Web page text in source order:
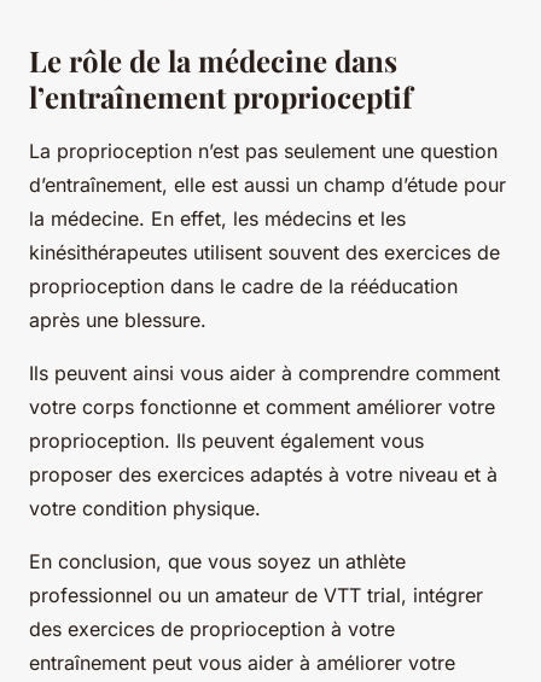
Le rôle de la médecine dans
l’entraînement proprioceptif
La proprioception n’est pas seulement une question
d’entraînement, elle est aussi un champ d’étude pour
la médecine. En effet, les médecins et les
kinésithérapeutes utilisent souvent des exercices de
proprioception dans le cadre de la rééducation
après une blessure.
Ils peuvent ainsi vous aider à comprendre comment
votre corps fonctionne et comment améliorer votre
proprioception. Ils peuvent également vous
proposer des exercices adaptés à votre niveau et à
votre condition physique.
En conclusion, que vous soyez un athlète
professionnel ou un amateur de VTT trial, intégrer
des exercices de proprioception à votre
entraînement peut vous aider à améliorer votre